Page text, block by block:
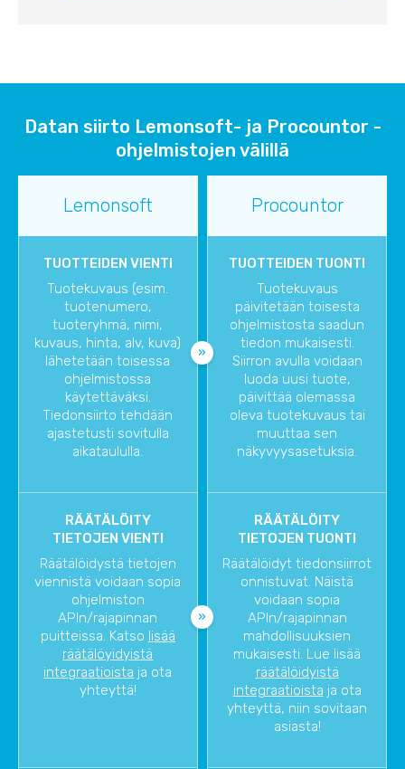
Datan siirto Lemonsoft- ja Procountor -
ohjelmistojen välillä
Lemonsoft Procountor
TUOTTEIDEN VIENTI
Tuotekuvaus (esim.
tuotenumero,
tuoteryhmä, nimi,
kuvaus, hinta, alv, kuva)
lähetetään toisessa
ohjelmistossa
käytettäväksi.
Tiedonsiirto tehdään
ajastetusti sovitulla
aikataululla.
TUOTTEIDEN TUONTI
Tuotekuvaus
päivitetään toisesta
ohjelmistosta saadun
tiedon mukaisesti.
Siirron avulla voidaan
luoda uusi tuote,
päivittää olemassa
oleva tuotekuvaus tai
muuttaa sen
näkyvyysasetuksia.
RÄÄTÄLÖITY
TIETOJEN VIENTI
Räätälöidystä tietojen
viennistä voidaan sopia
ohjelmiston
APIn/rajapinnan
puitteissa. Katso lisää
räätälöyidyistä
integraatioista ja ota
yhteyttä!
RÄÄTÄLÖITY
TIETOJEN TUONTI
Räätälöidyt tiedonsiirrot
onnistuvat. Näistä
voidaan sopia
APIn/rajapinnan
mahdollisuuksien
mukaisesti. Lue lisää
räätälöidyistä
integraatioista ja ota
yhteyttä, niin sovitaan
asiasta!